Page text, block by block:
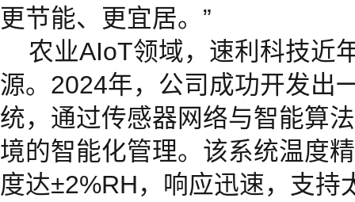
更节能、更宜居。”
农业AIoT领域，速利科技近
源。2024年，公司成功开发出
统，通过传感器网络与智能算
境的智能化管理。该系统温度
度达±2%RH，响应迅速，支持